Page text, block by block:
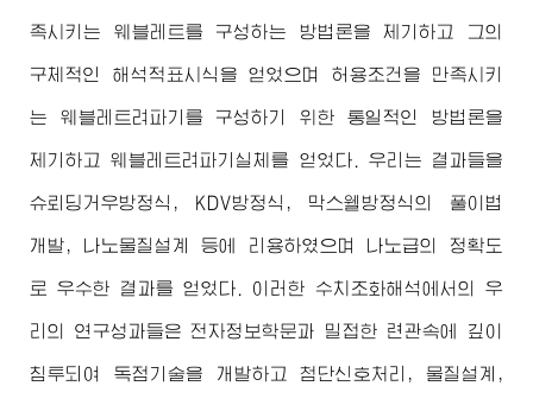
족시키는 웨블레트를 구성하는 방법론을 제기하고 그의
구체적인 해석적표시식을 얻었으며 허용조건을 만족시키
는 웨블레트려파기를 구성하기 위한 통일적인 방법론을
제기하고 웨블레트려파기실체를 얻었다. 우리는 결과들을
슈뢰딩거우방정식, KDV방정식, 막스웰방정식의 풀이법
개발, 나노물질설계 등에 리용하였으며 나노급의 정확도
로 우수한 결과를 얻었다. 이러한 수치조화해석에서의 우
리의 연구성과들은 전자정보학문과 밀접한 련관속에 깊이
침투되여 독점기술을 개발하고 첨단신호처리, 물질설계,